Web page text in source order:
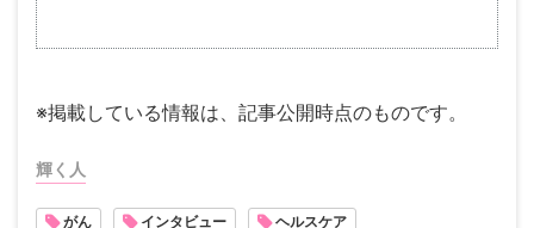
※掲載している情報は、記事公開時点のものです。
輝く人
がん インタビュー ヘルスケア